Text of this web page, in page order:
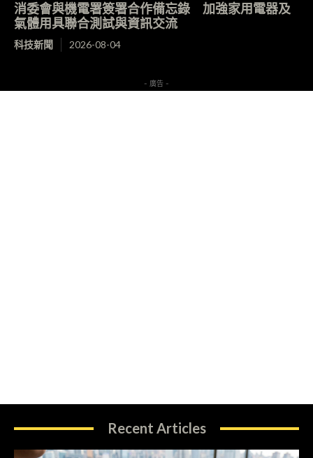
消委會與機電署簽署合作備忘錄 加強家用電器及
氣體用具聯合測試與資訊交流
科技新聞 2026-08-04
- 廣告 -
Recent Articles